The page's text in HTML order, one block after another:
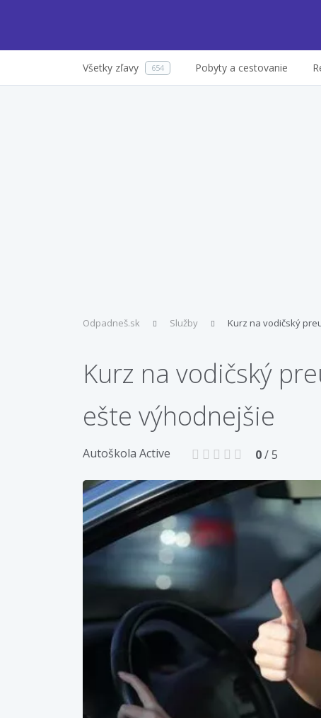
Všetky zľavy 654 Pobyty a cestovanie
Odpadneš.sk Služby Kurz na vodičský
Kurz na vodičský
ešte výhodnejšie
Autoškola Active 0/ 5